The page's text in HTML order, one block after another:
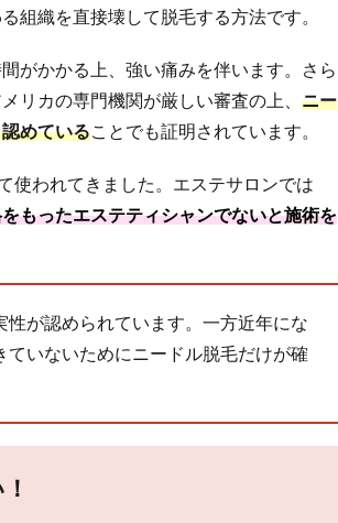
組織を直接壊して脱毛する方法です。
がかかる上、強い痛みを伴います。さら
リカの専門機関が厳しい審査の上、 ニー
めている ことでも証明されています。
使われてきました。エステサロンでは
もったエステティシャンでないと施術を
が認められています。一方近年にな
いないためにニードル脱毛だけが確